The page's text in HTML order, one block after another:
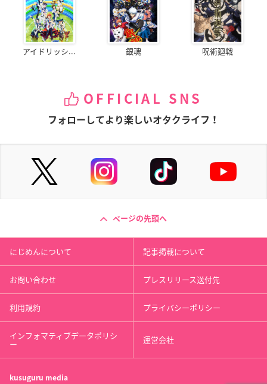
アイドリッシ... 銀魂 呪術廻戦
OFFICIAL SNS
フォローしてより楽しいオタクライフ！
ページの先頭へ
にじめんについて 記事掲載について
お問い合わせ プレスリリース送付先
利用規約 プライバシーポリシー
インフォマティブデータポリシ
ー 運営会社
kusuguru media